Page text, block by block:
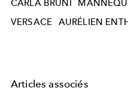
CARLA BRUNI
VERSACE
AURÉLIEN
Articles associés